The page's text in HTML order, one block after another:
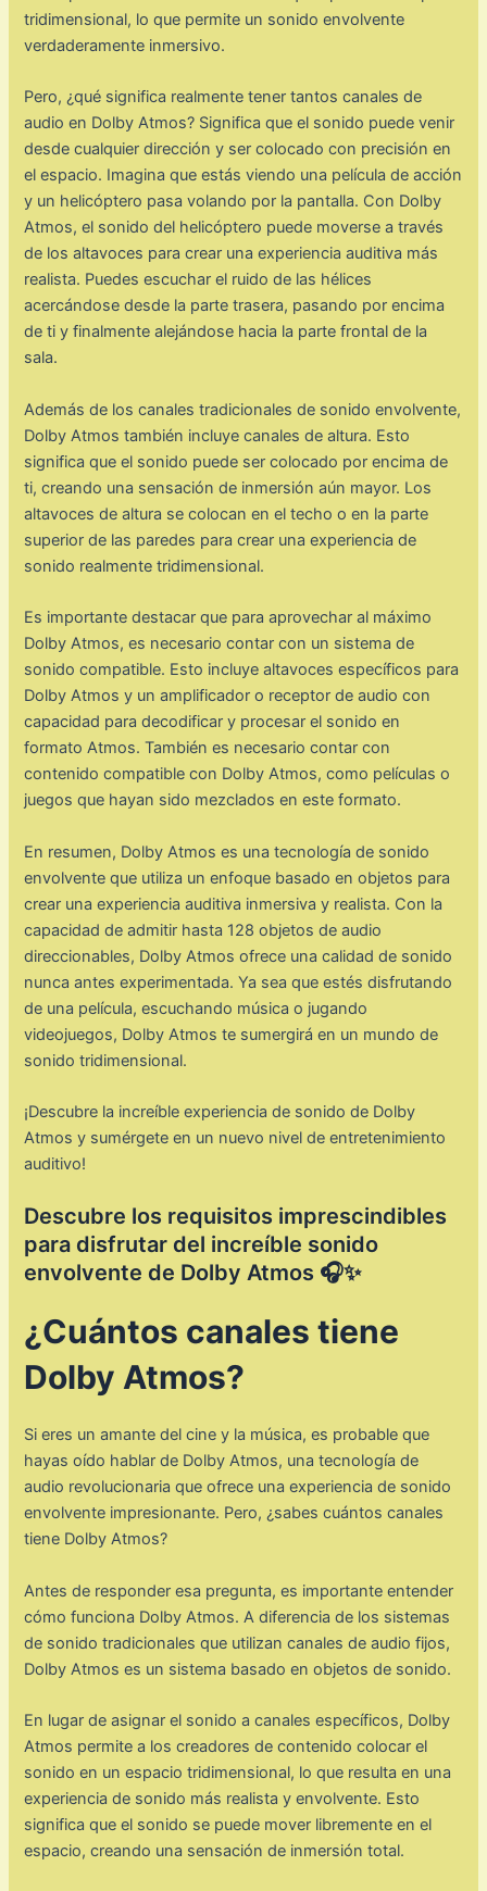
tridimensional, lo que permite un sonido envolvente
verdaderamente inmersivo.
Pero, ¿qué significa realmente tener tantos canales de
audio en Dolby Atmos? Significa que el sonido puede venir
desde cualquier dirección y ser colocado con precisión en
el espacio. Imagina que estás viendo una película de acción
y un helicóptero pasa volando por la pantalla. Con Dolby
Atmos, el sonido del helicóptero puede moverse a través
de los altavoces para crear una experiencia auditiva más
realista. Puedes escuchar el ruido de las hélices
acercándose desde la parte trasera, pasando por encima
de ti y finalmente alejándose hacia la parte frontal de la
sala.
Además de los canales tradicionales de sonido envolvente,
Dolby Atmos también incluye canales de altura. Esto
significa que el sonido puede ser colocado por encima de
ti, creando una sensación de inmersión aún mayor. Los
altavoces de altura se colocan en el techo o en la parte
superior de las paredes para crear una experiencia de
sonido realmente tridimensional.
Es importante destacar que para aprovechar al máximo
Dolby Atmos, es necesario contar con un sistema de
sonido compatible. Esto incluye altavoces específicos para
Dolby Atmos y un amplificador o receptor de audio con
capacidad para decodificar y procesar el sonido en
formato Atmos. También es necesario contar con
contenido compatible con Dolby Atmos, como películas o
juegos que hayan sido mezclados en este formato.
En resumen, Dolby Atmos es una tecnología de sonido
envolvente que utiliza un enfoque basado en objetos para
crear una experiencia auditiva inmersiva y realista. Con la
capacidad de admitir hasta 128 objetos de audio
direccionables, Dolby Atmos ofrece una calidad de sonido
nunca antes experimentada. Ya sea que estés disfrutando
de una película, escuchando música o jugando
videojuegos, Dolby Atmos te sumergirá en un mundo de
sonido tridimensional.
¡Descubre la increíble experiencia de sonido de Dolby
Atmos y sumérgete en un nuevo nivel de entretenimiento
auditivo!
Descubre los requisitos imprescindibles
para disfrutar del increíble sonido
envolvente de Dolby Atmos 🎧✨
¿Cuántos canales tiene
Dolby Atmos?
Si eres un amante del cine y la música, es probable que
hayas oído hablar de Dolby Atmos, una tecnología de
audio revolucionaria que ofrece una experiencia de sonido
envolvente impresionante. Pero, ¿sabes cuántos canales
tiene Dolby Atmos?
Antes de responder esa pregunta, es importante entender
cómo funciona Dolby Atmos. A diferencia de los sistemas
de sonido tradicionales que utilizan canales de audio fijos,
Dolby Atmos es un sistema basado en objetos de sonido.
En lugar de asignar el sonido a canales específicos, Dolby
Atmos permite a los creadores de contenido colocar el
sonido en un espacio tridimensional, lo que resulta en una
experiencia de sonido más realista y envolvente. Esto
significa que el sonido se puede mover libremente en el
espacio, creando una sensación de inmersión total.